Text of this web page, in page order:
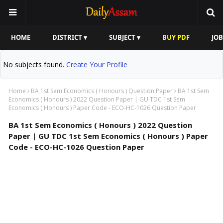
HOME DISTRICT ▾ SUBJECT ▾ BUY PDF
No subjects found. Create Your Profile
Home BA 1st Sem Economics ( Honours ) Question Paper
BA 1st Sem
Economics ( Honours ) 2022 Question Paper | GU TDC 1st Sem
Economics ( Honours ) Paper Code - ECO-HC-1026 Question Paper
BA 1st Sem Economics ( Honours ) 2022 Question
Paper | GU TDC 1st Sem Economics ( Honours ) Paper
Code - ECO-HC-1026 Question Paper